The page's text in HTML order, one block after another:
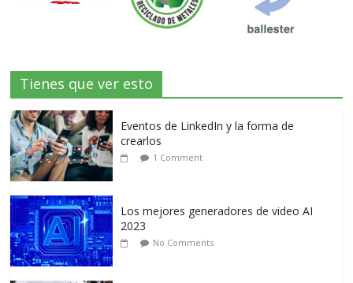
Tienes que ver esto
Eventos de LinkedIn y la forma de
crearlos
1 Comment
Los mejores generadores de video AI
2023
No Comments